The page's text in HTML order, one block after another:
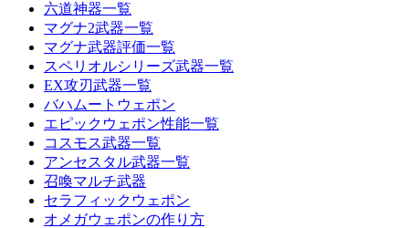
六道神器一覧
マグナ2武器一覧
マグナ武器評価一覧
スペリオルシリーズ武器一覧
EX攻刃武器一覧
バハムートウェポン
エピックウェポン性能一覧
コスモス武器一覧
アンセスタル武器一覧
召喚マルチ武器
セラフィックウェポン
オメガウェポンの作り方